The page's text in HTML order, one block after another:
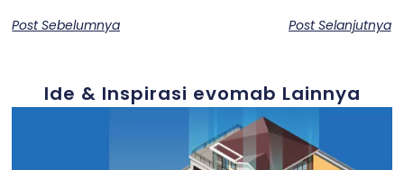
Post Sebelumnya Post Selanjutnya
Ide & Inspirasi evomab Lainnya